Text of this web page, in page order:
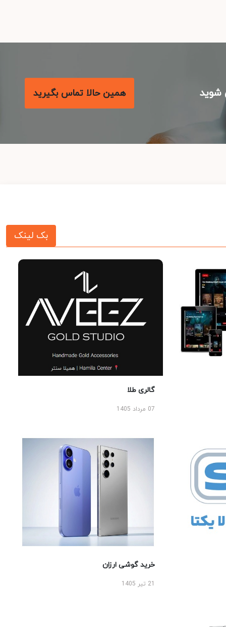
همین حالا تماس بگیرید
بک لینک
گالری طلا
07 مرداد 1405
خرید گوشی ارزان